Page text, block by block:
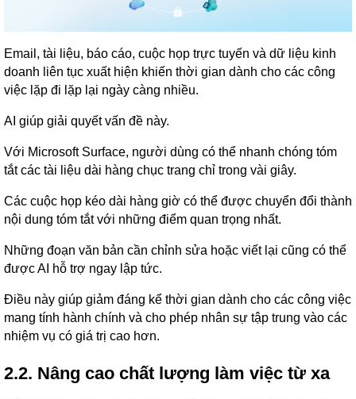
Email, tài liệu, báo cáo, cuộc họp trực tuyến và dữ liệu kinh
doanh liên tục xuất hiện khiến thời gian dành cho các công
việc lặp đi lặp lại ngày càng nhiều.
AI giúp giải quyết vấn đề này.
Với Microsoft Surface, người dùng có thể nhanh chóng tóm
tắt các tài liệu dài hàng chục trang chỉ trong vài giây.
Các cuộc họp kéo dài hàng giờ có thể được chuyển đổi thành
nội dung tóm tắt với những điểm quan trọng nhất.
Những đoạn văn bản cần chỉnh sửa hoặc viết lại cũng có thể
được AI hỗ trợ ngay lập tức.
Điều này giúp giảm đáng kể thời gian dành cho các công việc
mang tính hành chính và cho phép nhân sự tập trung vào các
nhiệm vụ có giá trị cao hơn.
2.2. Nâng cao chất lượng làm việc từ xa